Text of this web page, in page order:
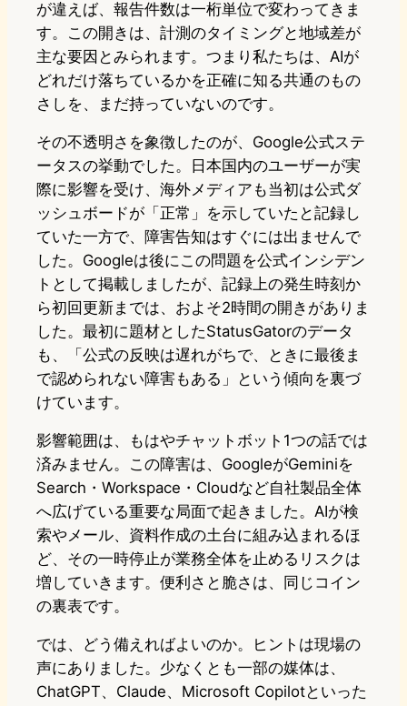
が違えば、報告件数は一桁単位で変わってきま
す。この開きは、計測のタイミングと地域差が
主な要因とみられます。つまり私たちは、AIが
どれだけ落ちているかを正確に知る共通のもの
さしを、まだ持っていないのです。
その不透明さを象徴したのが、Google公式ステ
ータスの挙動でした。日本国内のユーザーが実
際に影響を受け、海外メディアも当初は公式ダ
ッシュボードが「正常」を示していたと記録し
ていた一方で、障害告知はすぐには出ませんで
した。Googleは後にこの問題を公式インシデン
トとして掲載しましたが、記録上の発生時刻か
ら初回更新までは、およそ2時間の開きがありま
した。最初に題材としたStatusGatorのデータ
も、「公式の反映は遅れがちで、ときに最後ま
で認められない障害もある」という傾向を裏づ
けています。
影響範囲は、もはやチャットボット1つの話では
済みません。この障害は、GoogleがGeminiを
Search・Workspace・Cloudなど自社製品全体
へ広げている重要な局面で起きました。AIが検
索やメール、資料作成の土台に組み込まれるほ
ど、その一時停止が業務全体を止めるリスクは
増していきます。便利さと脆さは、同じコイン
の裏表です。
では、どう備えればよいのか。ヒントは現場の
声にありました。少なくとも一部の媒体は、
ChatGPT、Claude、Microsoft Copilotといった